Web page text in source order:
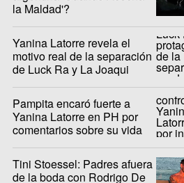
la Maldad'?
Yanina Latorre revela el
motivo real de la separación
de Luck Ra y La Joaqui
Pampita encaró fuerte a
Yanina Latorre en PH por
comentarios sobre su vida
Tini Stoessel: Padres afuera
de la boda con Rodrigo De